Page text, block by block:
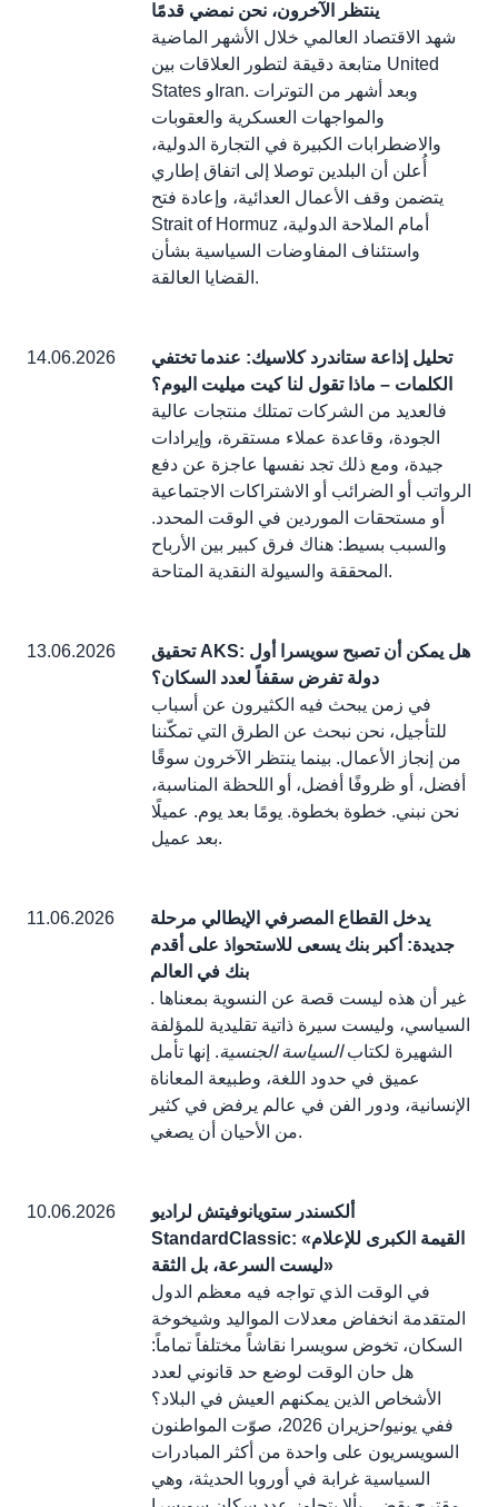
ينتظر الآخرون، نحن نمضي قدمًا
شهد الاقتصاد العالمي خلال الأشهر الماضية
متابعة دقيقة لتطور العلاقات بين United
States وIran. وبعد أشهر من التوترات
والمواجهات العسكرية والعقوبات
والاضطرابات الكبيرة في التجارة الدولية،
أُعلن أن البلدين توصلا إلى اتفاق إطاري
يتضمن وقف الأعمال العدائية، وإعادة فتح
Strait of Hormuz أمام الملاحة الدولية،
واستئناف المفاوضات السياسية بشأن
القضايا العالقة.
14.06.2026
تحليل إذاعة ستاندرد كلاسيك: عندما تختفي
الكلمات – ماذا تقول لنا كيت ميليت اليوم؟
فالعديد من الشركات تمتلك منتجات عالية
الجودة، وقاعدة عملاء مستقرة، وإيرادات
جيدة، ومع ذلك تجد نفسها عاجزة عن دفع
الرواتب أو الضرائب أو الاشتراكات الاجتماعية
أو مستحقات الموردين في الوقت المحدد.
والسبب بسيط: هناك فرق كبير بين الأرباح
المحققة والسيولة النقدية المتاحة.
13.06.2026
تحقيق AKS: هل يمكن أن تصبح سويسرا أول
دولة تفرض سقفاً لعدد السكان؟
في زمن يبحث فيه الكثيرون عن أسباب
للتأجيل، نحن نبحث عن الطرق التي تمكّننا
من إنجاز الأعمال. بينما ينتظر الآخرون سوقًا
أفضل، أو ظروفًا أفضل، أو اللحظة المناسبة،
نحن نبني. خطوة بخطوة. يومًا بعد يوم. عميلًا
بعد عميل.
11.06.2026
يدخل القطاع المصرفي الإيطالي مرحلة
جديدة: أكبر بنك يسعى للاستحواذ على أقدم
بنك في العالم
. غير أن هذه ليست قصة عن النسوية بمعناها
السياسي، وليست سيرة ذاتية تقليدية للمؤلفة
الشهيرة لكتابالسياسة الجنسية. إنها تأمل
عميق في حدود اللغة، وطبيعة المعاناة
الإنسانية، ودور الفن في عالم يرفض في كثير
من الأحيان أن يصغي.
10.06.2026
ألكسندر ستويانوفيتش لراديو
StandardClassic: «القيمة الكبرى للإعلام
ليست السرعة، بل الثقة»
في الوقت الذي تواجه فيه معظم الدول
المتقدمة انخفاض معدلات المواليد وشيخوخة
السكان، تخوض سويسرا نقاشاً مختلفاً تماماً:
هل حان الوقت لوضع حد قانوني لعدد
الأشخاص الذين يمكنهم العيش في البلاد؟
ففي يونيو/حزيران 2026، صوّت المواطنون
السويسريون على واحدة من أكثر المبادرات
السياسية غرابة في أوروبا الحديثة، وهي